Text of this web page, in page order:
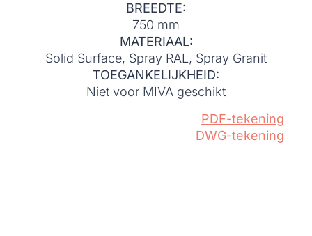
BREEDTE:
750 mm
MATERIAAL:
Solid Surface, Spray RAL, Spray Granit
TOEGANKELIJKHEID:
Niet voor MIVA geschikt
PDF-tekening
DWG-tekening